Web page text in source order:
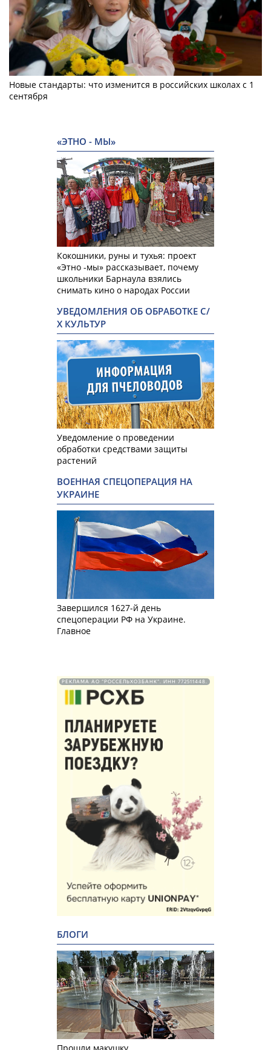
Новые стандарты: что изменится в российских школах с 1
сентября
«ЭТНО - МЫ»
Кокошники, руны и тухья: проект
«Этно -мы» рассказывает, почему
школьники Барнаула взялись
снимать кино о народах России
УВЕДОМЛЕНИЯ ОБ ОБРАБОТКЕ С/
Х КУЛЬТУР
Уведомление о проведении
обработки средствами защиты
растений
ВОЕННАЯ СПЕЦОПЕРАЦИЯ НА
УКРАИНЕ
Завершился 1627-й день
спецоперации РФ на Украине.
Главное
РЕКЛАМА АО "РОССЕЛЬХОЗБАНК". ИНН 772511448.
БЛОГИ